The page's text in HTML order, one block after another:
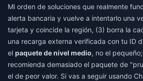
Mi orden de soluciones que realmente
alerta bancaria y vuelve a intentarlo una
tarjeta y coincide la región, (3) borra la
una recarga externa verificada con tu ID
el paquete de nivel medio, no el
recomienda demasiado el paquete de
el de peor valor. Si vas a seguir usando